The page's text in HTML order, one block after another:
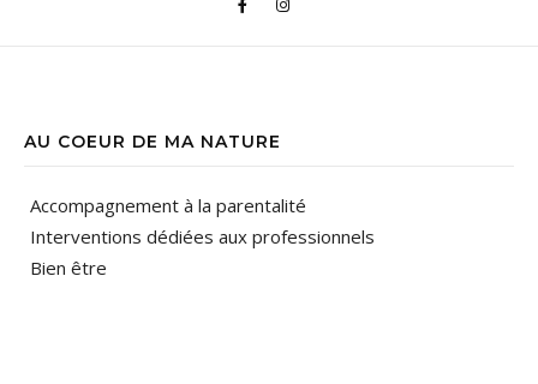
AU COEUR DE MA NATURE
Accompagnement à la parentalité
Interventions dédiées aux professionnels
Bien être